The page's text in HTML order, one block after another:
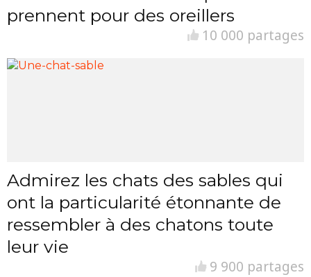
prennent pour des oreillers
10 000 partages
Admirez les chats des sables qui
ont la particularité étonnante de
ressembler à des chatons toute
leur vie
9 900 partages